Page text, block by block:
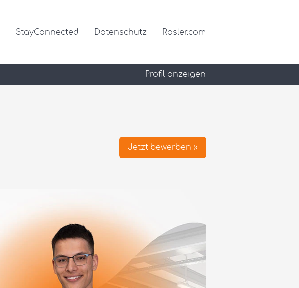
StayConnected Datenschutz Rosler.com
Profil anzeigen
Jetzt bewerben »